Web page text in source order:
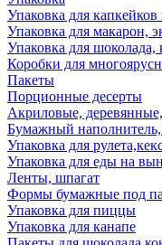
Упаковка для
Упаковка для макарон,
Упаковка для шоколада,
Коробки для
Пакеты
Порционные десерты
Акриловые,
Бумажный наполнитель,
Упаковка для
Упаковка для еды на
Ленты, шпагат
Формы бумажные под
Упаковка для пиццы
Упаковка для канапе